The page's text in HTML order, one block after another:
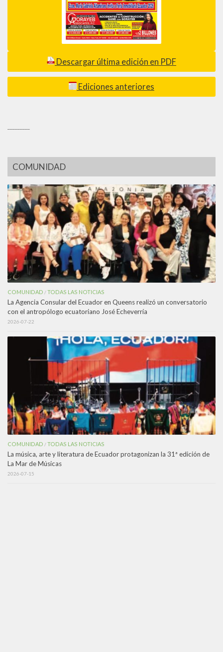
Descargar última edición en PDF
Ediciones anteriores
COMUNIDAD
COMUNIDAD /TODAS LAS NOTICIAS
La Agencia Consular del Ecuador en Queens realizó un conversatorio
con el antropólogo ecuatoriano José Echeverría
2026-07-22
COMUNIDAD /TODAS LAS NOTICIAS
La música, arte y literatura de Ecuador protagonizan la 31ª edición de
La Mar de Músicas
2026-07-15